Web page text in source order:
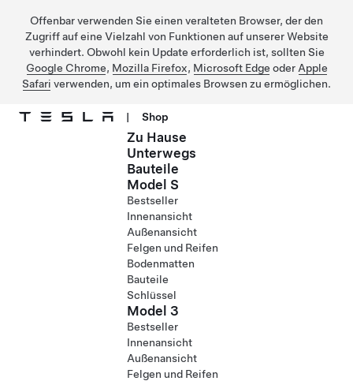
Offenbar verwenden Sie einen veralteten Browser, der den
Zugriff auf eine Vielzahl von Funktionen auf unserer Website
verhindert. Obwohl kein Update erforderlich ist, sollten Sie
Google Chrome, Mozilla Firefox, Microsoft Edge oder Apple
Safari verwenden, um ein optimales Browsen zu ermöglichen.
| Shop
Zu Hause
Unterwegs
Bauteile
Model S
Bestseller
Innenansicht
Außenansicht
Felgen und Reifen
Bodenmatten
Bauteile
Schlüssel
Model 3
Bestseller
Innenansicht
Außenansicht
Felgen und Reifen